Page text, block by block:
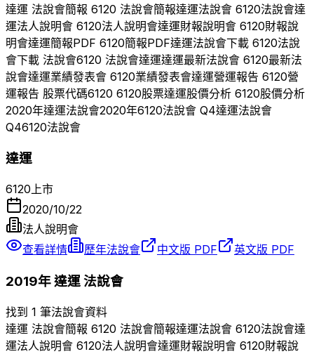
達運 法說會簡報 6120 法說會簡報達運法說會 6120法說會達
運法人說明會 6120法人說明會達運財報說明會 6120財報說
明會達運簡報PDF 6120簡報PDF達運法說會下載 6120法說
會下載 法說會6120 法說會達運達運最新法說會 6120最新法
說會達運業績發表會 6120業績發表會達運營運報告 6120營
運報告 股票代碼6120 6120股票達運股價分析 6120股價分析
2020年達運法說會2020年6120法說會 Q4達運法說會
Q46120法說會
達運
6120上市
2020/10/22
法人說明會
查看詳情
歷年法說會 中文版 PDF 英文版 PDF
2019年達運法說會
找到 1 筆法說會資料
達運 法說會簡報 6120 法說會簡報達運法說會 6120法說會達
運法人說明會 6120法人說明會達運財報說明會 6120財報說